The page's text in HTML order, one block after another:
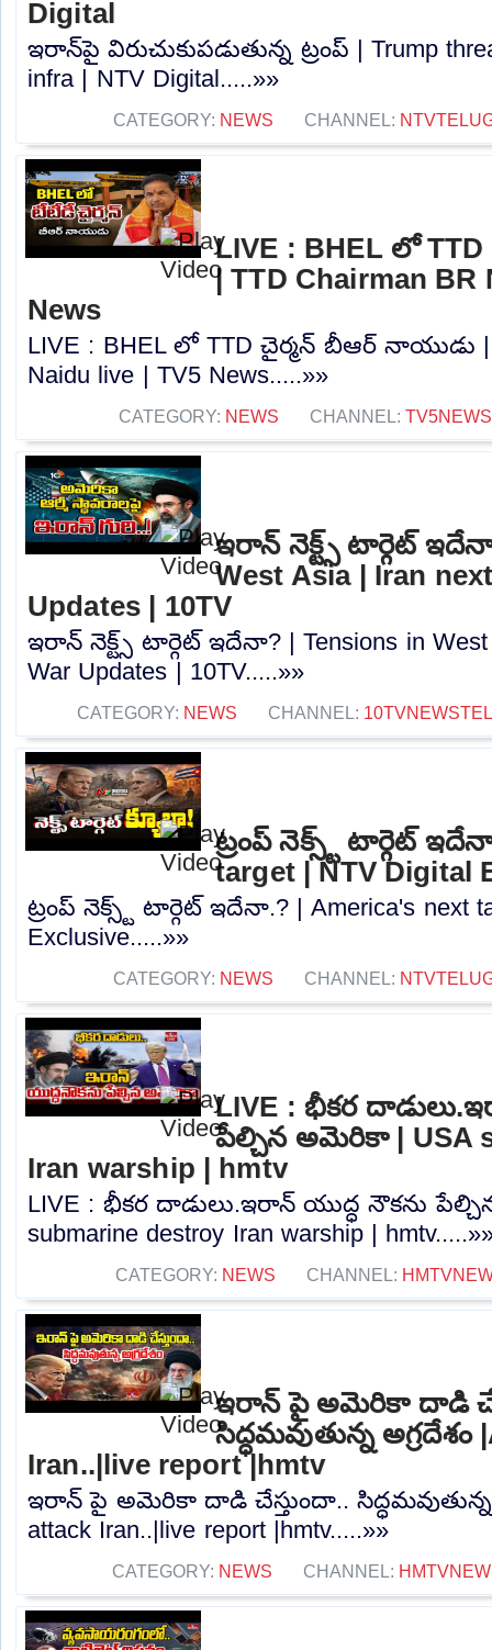
Digital
ఇరాన్‌పై విరుచుకుపడుతున్న ట్రంప్ | Trump
infra | NTV Digital.....»»
CATEGORY: NEWS CHANNEL:
LIVE : BHEL లో
| TTD Chairman BR
News
LIVE : BHEL లో TTD చైర్మన్ బీఆర్ నాయుడు |
Naidu live | TV5 News.....»»
CATEGORY: NEWS CHANNEL: TV5NEWS
ఇరాన్ నెక్ట్స్ టార్గెట్
West Asia | Iran
Updates | 10TV
ఇరాన్ నెక్ట్స్ టార్గెట్ ఇదేనా? | Tensions in West
War Updates | 10TV.....»»
CATEGORY: NEWS CHANNEL:
ట్రంప్ నెక్స్ట్ టార్గెట్
target | NTV Digital
ట్రంప్ నెక్స్ట్ టార్గెట్ ఇదేనా.? | America's next
Exclusive.....»»
CATEGORY: NEWS CHANNEL:
LIVE : భీకర
పేల్చిన అమెరికా | USA
Iran warship | hmtv
LIVE : భీకర దాడులు.ఇరాన్ యుద్ధ నౌకను
submarine destroy Iran warship |
CATEGORY: NEWS CHANNEL:
ఇరాన్ పై అమెరికా దాడి
సిద్ధమవుతున్న
Iran..|live report |hmtv
ఇరాన్ పై అమెరికా దాడి చేస్తుందా.. సిద్ధమవుతున్న
attack Iran..|live report |hmtv.....»»
CATEGORY: NEWS CHANNEL: